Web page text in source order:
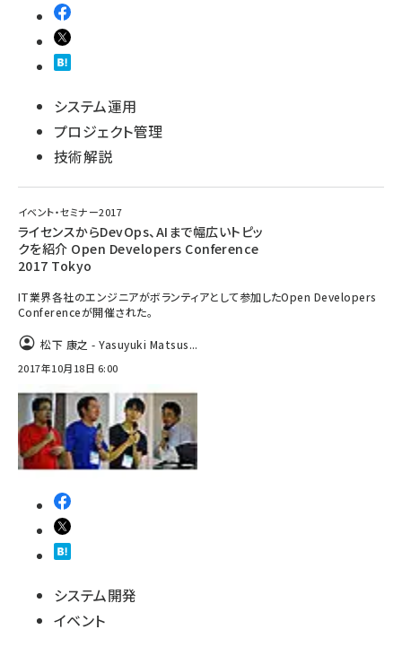
システム運用
プロジェクト管理
技術解説
イベント・セミナー2017
ライセンスからDevOps、AIまで幅広いトピッ
クを紹介 Open Developers Conference
2017 Tokyo
IT業界各社のエンジニアがボランティアとして参加したOpen Developers
Conferenceが開催された。
松下 康之 - Yasuyuki Matsus...
2017年10月18日 6:00
システム開発
イベント